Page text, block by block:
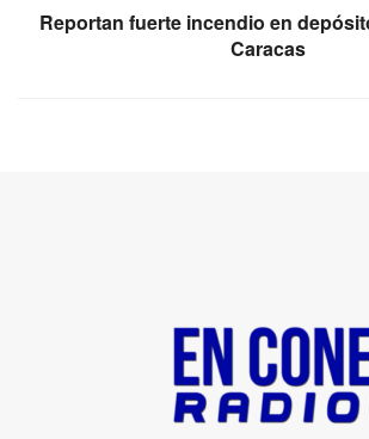
Reportan fuerte incendio en
Caracas